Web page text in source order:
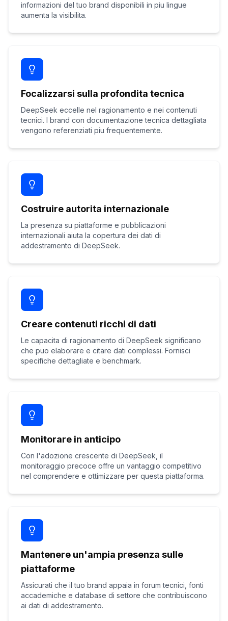
informazioni del tuo brand disponibili in piu lingue
aumenta la visibilita.
Focalizzarsi sulla profondita tecnica
DeepSeek eccelle nel ragionamento e nei contenuti
tecnici. I brand con documentazione tecnica dettagliata
vengono referenziati piu frequentemente.
Costruire autorita internazionale
La presenza su piattaforme e pubblicazioni
internazionali aiuta la copertura dei dati di
addestramento di DeepSeek.
Creare contenuti ricchi di dati
Le capacita di ragionamento di DeepSeek significano
che puo elaborare e citare dati complessi. Fornisci
specifiche dettagliate e benchmark.
Monitorare in anticipo
Con l'adozione crescente di DeepSeek, il
monitoraggio precoce offre un vantaggio competitivo
nel comprendere e ottimizzare per questa piattaforma.
Mantenere un'ampia presenza sulle
piattaforme
Assicurati che il tuo brand appaia in forum tecnici, fonti
accademiche e database di settore che contribuiscono
ai dati di addestramento.